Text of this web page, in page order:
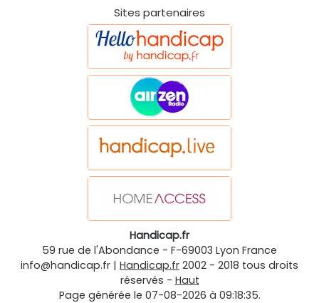
Sites partenaires
Handicap.fr
59 rue de l'Abondance - F-69003 Lyon France
info@handicap.fr | Handicap.fr 2002 - 2018 tous droits
réservés - Haut
Page générée le 07-08-2026 à 09:18:35.